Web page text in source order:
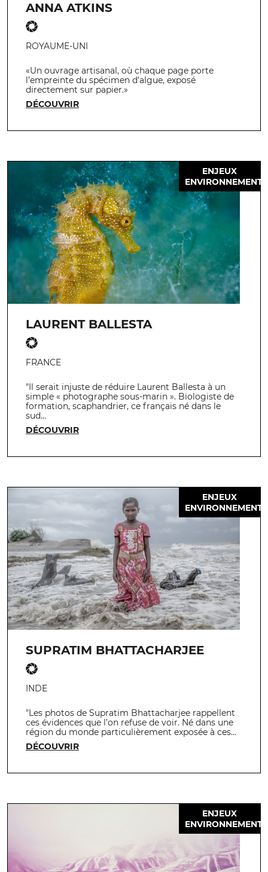
ANNA ATKINS
ROYAUME-UNI
«Un ouvrage artisanal, où chaque page porte
l’empreinte du spécimen d’algue, exposé
directement sur papier.»
DÉCOUVRIR
ENJEUX
LAURENT BALLESTA
FRANCE
"Il serait injuste de réduire Laurent Ballesta à un
simple « photographe sous-marin ». Biologiste de
formation, scaphandrier, ce français né dans le
sud…
DÉCOUVRIR
ENJEUX
SUPRATIM BHATTACHARJEE
INDE
"Les photos de Supratim Bhattacharjee rappellent
ces évidences que l’on refuse de voir. Né dans une
région du monde particulièrement exposée à ces…
DÉCOUVRIR
ENJEUX